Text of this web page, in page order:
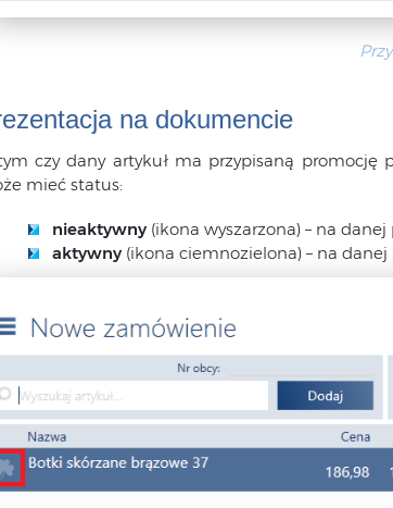
na dokumencie
czy dany artykuł ma przypisaną
mieć status:
nieaktywny (ikona wyszarzona) – na
aktywny (ikona ciemnozielona) – na